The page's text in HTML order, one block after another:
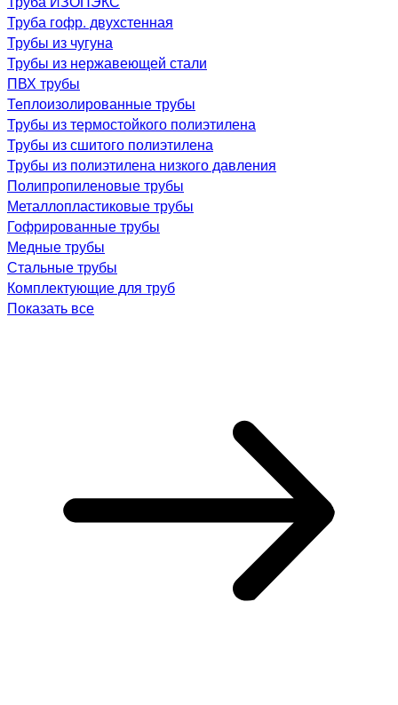
Труба гофр. двухстенная
Трубы из чугуна
Трубы из нержавеющей стали
ПВХ трубы
Теплоизолированные трубы
Трубы из термостойкого полиэтилена
Трубы из сшитого полиэтилена
Трубы из полиэтилена низкого давления
Полипропиленовые трубы
Металлопластиковые трубы
Гофрированные трубы
Медные трубы
Стальные трубы
Комплектующие для труб
Показать все